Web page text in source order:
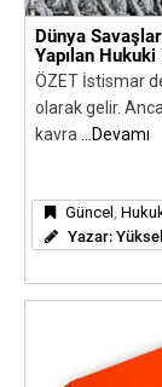
Dünya
Yapılan
ÖZET İstismar
olarak gelir.
kavra
...Devamı
Güncel ,
Yazar: